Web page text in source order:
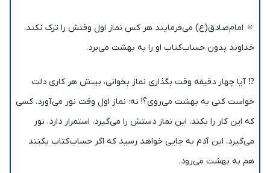
🔅 امام‌صادق(ع) می‌فرمایند هر کس نماز اول وقتش را ترک نکند،
خداوند بدون حساب‌کتاب او را به بهشت می‌برد.
⁉️ آیا چهار دقیقه وقت بگذاری نماز بخوانی، بینش هر کاری دلت
خواست کنی به بهشت می‌روی؟! نه؛ نماز اول وقت نور می‌آورد. کسی
که این کار را بکند، این نماز دستش را می‌گیرد، استمرار دارد، نور
می‌گیرد. این آدم به جایی خواهد رسید که اگر حساب‌کتاب بکنند
هم به بهشت می‌رود.